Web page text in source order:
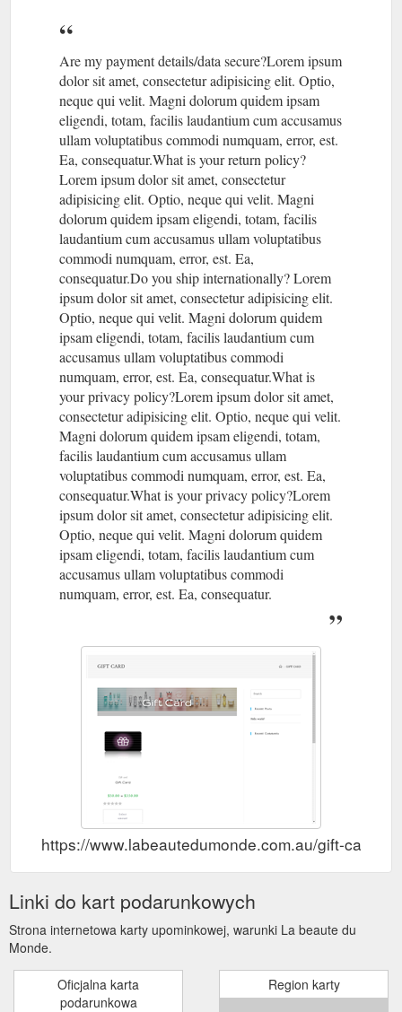
https://www.labeautedumonde.com.au/services-body-and-
WAXING, TINTING & TAN - labeautedumonde
GIFT CARD;
Address. Suite 2/3, 1A Oak St, Bellingen NSW 2454; 0408 611
709 [email protected] Facebook-f Instagram. We love our
work. Beautu Du Mond is the leader in skin care around
Bellingen. We pride ourselves on being built on having the
highest standards cleanliness and professionalism. Please feel
free to let us know if you have any suggestion or complain.
Stay in Touch. Subscribe to our ...
https://www.labeautedumonde.com.au/services-waxing/
GELÉE NETTOYANTE - labeautedumonde
GIFT CARD; Address.
Suite 2/3, 1A Oak St, Bellingen NSW 2454; 0408 611 709
[email protected] Facebook-f Instagram. We love our work.
Beautu Du Mond is the leader in skin care around Bellingen.
We pride ourselves on being built on having the highest
standards cleanliness and professionalism. Please feel free to
let us know if you have any suggestion or complain. Stay in
Touch. Subscribe to our ...
https://www.labeautedumonde.com.au/product/gelee-
nettoyante/
ROSELIFT COLLAGÈNE REGARD - labeautedumonde
CARD; Address. Suite 2/3, 1A Oak St, Bellingen NSW 2454;
0408 611 709 [email protected] Facebook-f Instagram. We
love our work. Beautu Du Mond is the leader in skin care
around Bellingen. We pride ourselves on being built on having
the highest standards cleanliness and professionalism. Please
feel free to let us know if you have any suggestion or
complain. Stay in Touch. Subscribe to our ...
https://www.labeautedumonde.com.au/product/roselift-
Are my payment details/data secure?Lorem ipsum
dolor sit amet, consectetur adipisicing elit. Optio,
neque qui velit. Magni dolorum quidem ipsam
eligendi, totam, facilis laudantium cum accusamus
ullam voluptatibus commodi numquam, error, est.
Ea, consequatur.What is your return policy?
Lorem ipsum dolor sit amet, consectetur
adipisicing elit. Optio, neque qui velit. Magni
dolorum quidem ipsam eligendi, totam, facilis
laudantium cum accusamus ullam voluptatibus
commodi numquam, error, est. Ea,
consequatur.Do you ship internationally? Lorem
ipsum dolor sit amet, consectetur adipisicing elit.
Optio, neque qui velit. Magni dolorum quidem
ipsam eligendi, totam, facilis laudantium cum
accusamus ullam voluptatibus commodi
numquam, error, est. Ea, consequatur.What is
your privacy policy?Lorem ipsum dolor sit amet,
consectetur adipisicing elit. Optio, neque qui velit.
Magni dolorum quidem ipsam eligendi, totam,
facilis laudantium cum accusamus ullam
voluptatibus commodi numquam, error, est. Ea,
consequatur.What is your privacy policy?Lorem
ipsum dolor sit amet, consectetur adipisicing elit.
Optio, neque qui velit. Magni dolorum quidem
ipsam eligendi, totam, facilis laudantium cum
accusamus ullam voluptatibus commodi
numquam, error, est. Ea, consequatur.
https://www.labeautedumonde.com.au/gift-card/
Linki do kart podarunkowych
Strona internetowa karty upominkowej, warunki La beaute du
Monde.
Oficjalna karta
podarunkowa
Region karty